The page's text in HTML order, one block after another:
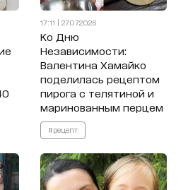
17:11 | 27.07.2026
Ко Дню
Независимости:
Валентина Хамайко
поделилась рецептом
пирога с телятиной и
маринованным перцем
#рецепт